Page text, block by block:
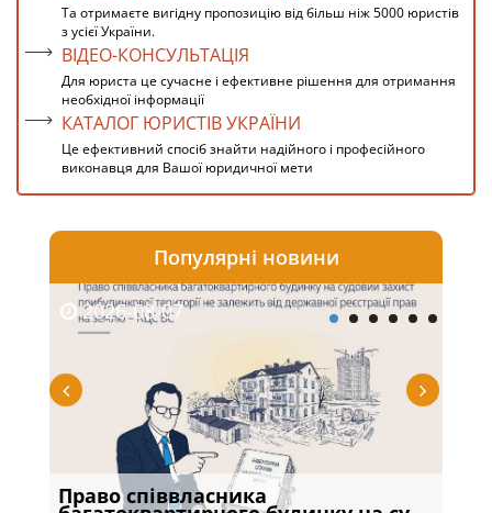
Та отримаєте вигідну пропозицію від більш ніж 5000 юристів
з усієї України.
ВІДЕО-КОНСУЛЬТАЦІЯ
Для юриста це сучасне і ефективне рішення для отримання
необхідної інформації
КАТАЛОГ ЮРИСТІВ УКРАЇНИ
Це ефективний спосіб знайти надійного і професійного
виконавця для Вашої юридичної мети
Популярні новини
2026-08-07
Право співвласника